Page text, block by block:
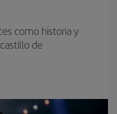
como historia y
de